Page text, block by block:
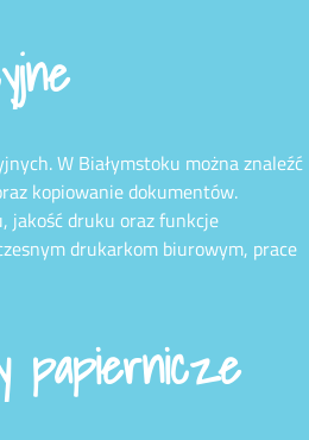
W Białymstoku można znaleźć
kopiowanie dokumentów.
jakość druku oraz funkcje
drukarkom biurowym, prace
papiernicze